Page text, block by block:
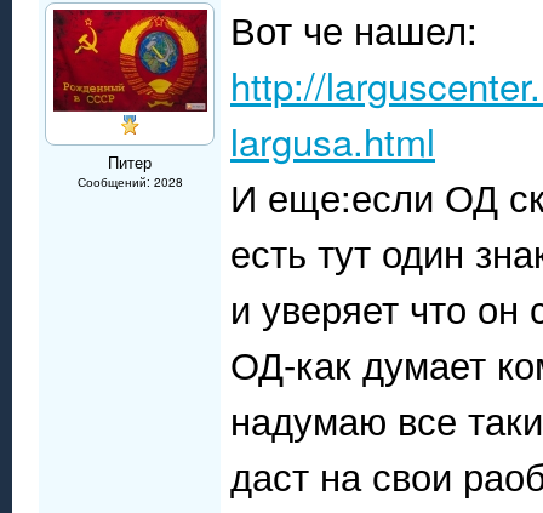
Питер
Сообщений: 2028
Вот че нашел:
http://
largusa.html
И еще:если ОД
есть тут один
и уверяет что
ОД-как думает
надумаю все
даст на свои